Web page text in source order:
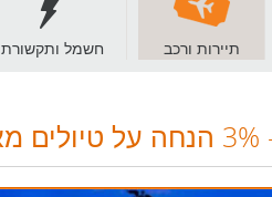
תיירות ורכב חשמל ותקשורת
3% הנחה על טיולים מאורגנים